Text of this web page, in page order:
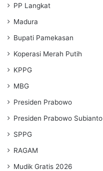
PP Langkat
Madura
Bupati Pamekasan
Koperasi Merah Putih
KPPG
MBG
Presiden Prabowo
Presiden Prabowo Subianto
SPPG
RAGAM
Mudik Gratis 2026